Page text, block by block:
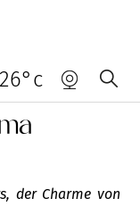
26°c
der Charme von